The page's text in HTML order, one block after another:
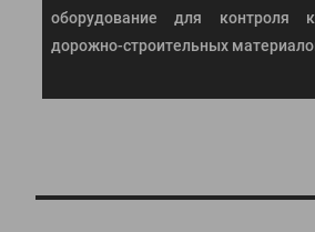
оборудование для контроля
дорожно-строительных